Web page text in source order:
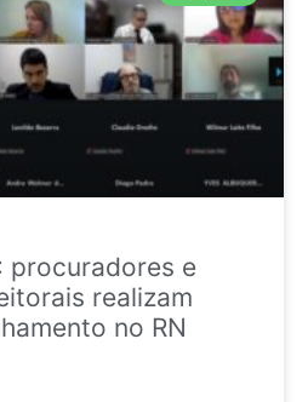
procuradores e
realizam
no RN